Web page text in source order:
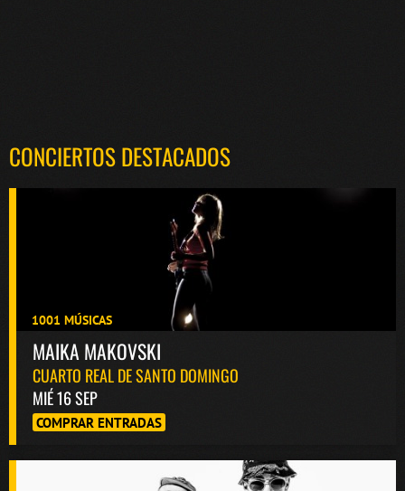
CONCIERTOS DESTACADOS
1001 MÚSICAS
MAIKA MAKOVSKI
CUARTO REAL DE SANTO DOMINGO
MIÉ 16 SEP
COMPRAR ENTRADAS